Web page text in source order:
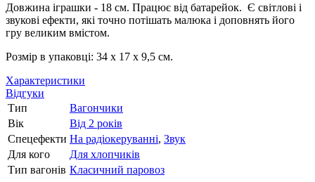
Довжина іграшки - 18 см. Працює від батарейок. Є світлові і
звукові ефекти, які точно потішать малюка і доповнять його
гру великим вмістом.
Розмір в упаковці: 34 х 17 х 9,5 см.
Характеристики
Відгуки
Тип
Вагончики
Вік
Від 2 років
Спецефекти На радіокеруванні, Звук
Для кого
Для хлопчиків
Тип вагонів Класичний паровоз